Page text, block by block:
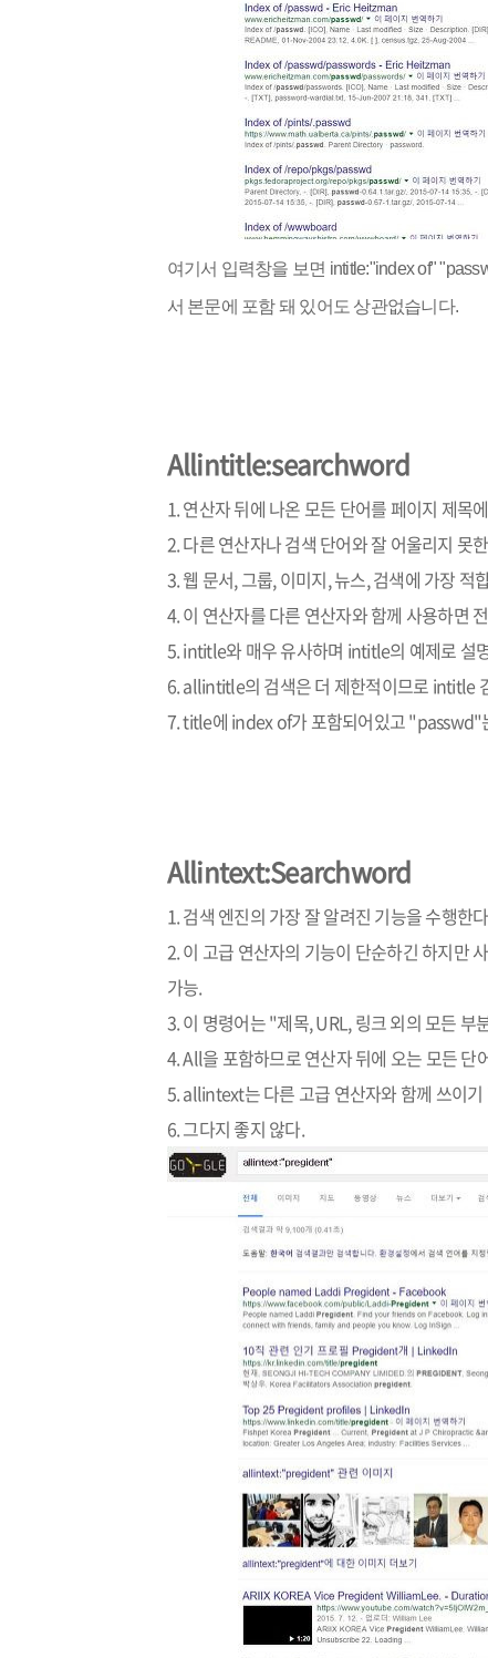
여기서 입력창을 보면 intitle:"index of"
서 본문에 포함 돼 있어도 상관없습니다.
Allintitle:searchword
1. 연산자 뒤에 나온 모든 단어를 페이지 제목
2. 다른 연산자나 검색 단어와 잘 어울리지 못
3. 웹 문서, 그룹, 이미지, 뉴스, 검색에 가장 적
4. 이 연산자를 다른 연산자와 함께 사용하면
5. intitle와 매우 유사하며 intitle의 예제로
6. allintitle의 검색은 더 제한적이므로 intitle
7. title에 index of가 포함되어있고 "passwd"
Allintext:Searchword
1. 검색 엔진의 가장 잘 알려진 기능을 수행한
2. 이 고급 연산자의 기능이 단순하긴 하지만
가능.
3. 이 명령어는 "제목, URL, 링크 외의 모든
4. All을 포함하므로 연산자 뒤에 오는 모든 단
5. allintext는 다른 고급 연산자와 함께 쓰이기
6. 그다지 좋지 않다.